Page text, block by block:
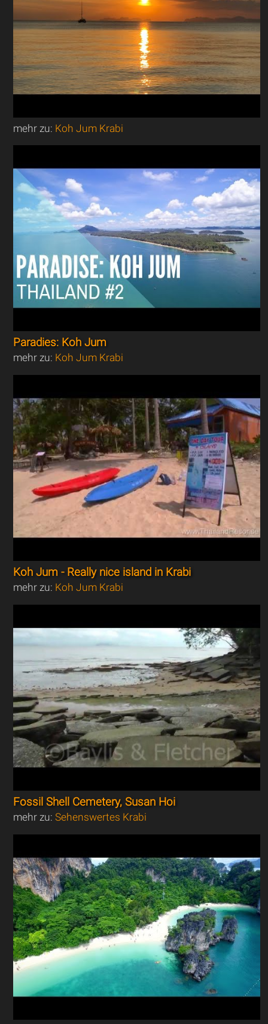
mehr zu: Koh Jum Krabi
Paradies: Koh Jum
mehr zu: Koh Jum Krabi
Koh Jum - Really nice island in Krabi
mehr zu: Koh Jum Krabi
Fossil Shell Cemetery, Susan Hoi
mehr zu:Sehenswertes Krabi